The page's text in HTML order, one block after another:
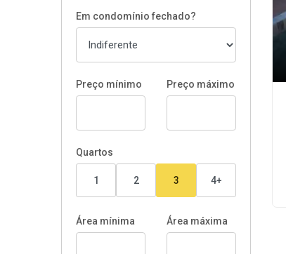
Em condomínio fechado?
Preço mínimo Preço máximo
Quartos
1 2 3 4+
Área mínima Área máxima